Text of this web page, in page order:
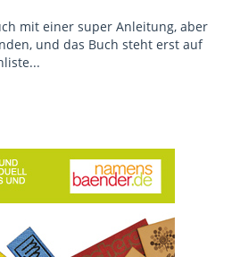
mit einer super Anleitung, aber
und das Buch steht erst auf